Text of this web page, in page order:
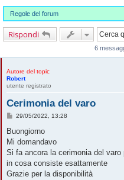
Regole del forum
Rispondi
6
Autore del topic
Robert
utente registrato
Cerimonia del varo
M
s
a
g
o
29/05/2022, 13:28
Buongiorno
Mi domandavo
Si fa ancora la cerimonia del varo
in cosa consiste esattamente
Grazie per la disponibilità